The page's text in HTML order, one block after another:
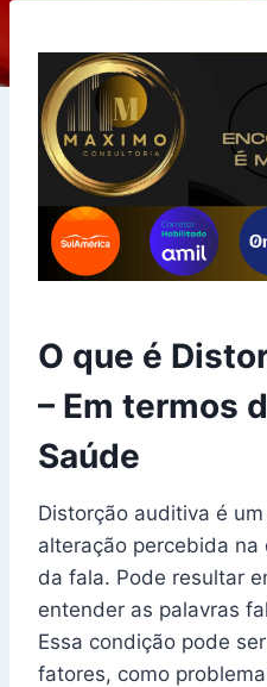
O que é
– Em termos
Saúde
Distorção auditiva é
alteração percebida
da fala. Pode resultar
entender as palavras
Essa condição pode
fatores, como